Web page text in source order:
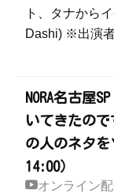
ト、タナから
Dashi) ※出演
NORA名古屋
いてきたので
の人のネタ
14:00）
オンライン